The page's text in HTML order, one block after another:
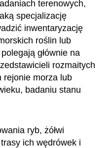
terenowych,
specjalizację
inwentaryzację
roślin lub
głównie na
rozmaitych
rejonie morza lub
badaniu stanu
ryb, żółwi
ich wędrówek i